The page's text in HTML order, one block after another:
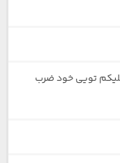
تویی خود ضرب